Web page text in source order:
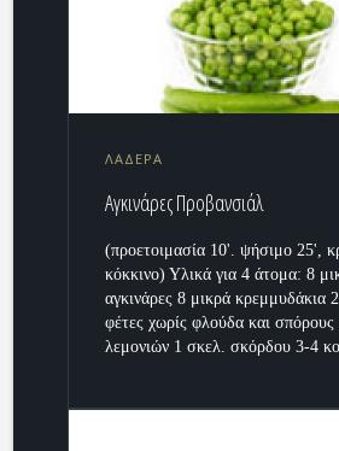
ΛΑΔΕΡΑ
Αγκινάρες Προβανσιάλ
(προετοιμασία 10'. ψήσιμο 25',
κόκκινο) Υλικά για 4 άτομα: 8
αγκινάρες 8 μικρά κρεμμυδάκια
φέτες χωρίς φλούδα και
λεμονιών 1 σκελ. σκόρδου 3-4